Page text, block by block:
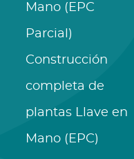
Mano (EPC
Parcial)
Construcción
completa de
plantas Llave en
Mano (EPC)